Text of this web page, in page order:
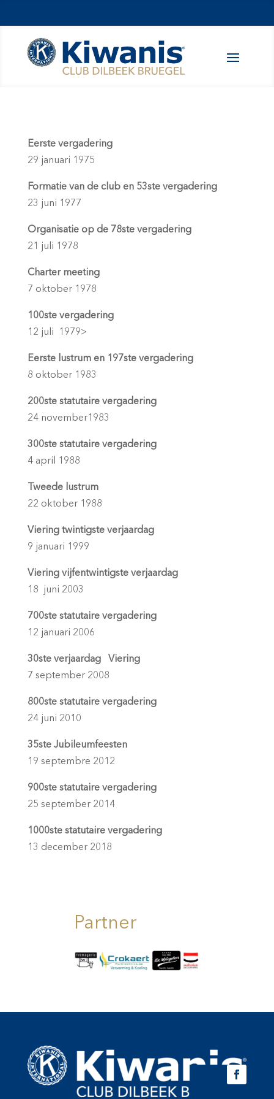
Eerste vergadering
29 januari 1975
Formatie van de club en 53ste vergadering
23 juni 1977
Organisatie op de 78ste vergadering
21 juli 1978
Charter meeting
7 oktober 1978
100ste vergadering
12 juli 1979>
Eerste lustrum en 197ste vergadering
8 oktober 1983
200ste statutaire vergadering
24 november1983
300ste statutaire vergadering
4 april 1988
Tweede lustrum
22 oktober 1988
Viering twintigste verjaardag
9 januari 1999
Viering vijfentwintigste verjaardag
18 juni 2003
700ste statutaire vergadering
12 januari 2006
30ste verjaardag Viering
7 september 2008
800ste statutaire vergadering
24 juni 2010
35ste Jubileumfeesten
19 septembre 2012
900ste statutaire vergadering
25 september 2014
1000ste statutaire vergadering
13 december 2018
Partner